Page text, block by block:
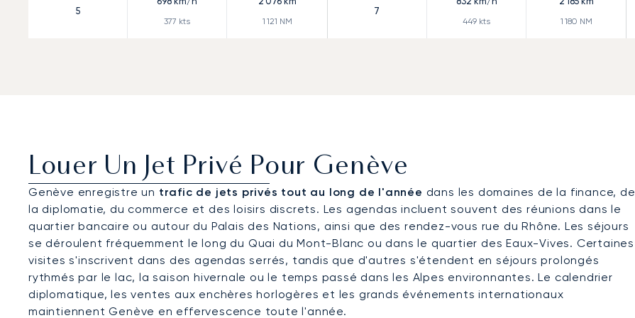
5
377 kts 1 121 NM
7
449 kts 1 180 NM
Louer Un Jet Privé Pour Genève
Genève enregistre un trafic de jets privés tout au long de l'année dans les domaines de la finance, de
la diplomatie, du commerce et des loisirs discrets. Les agendas incluent souvent des réunions dans le
quartier bancaire ou autour du Palais des Nations, ainsi que des rendez-vous rue du Rhône. Les séjours
se déroulent fréquemment le long du Quai du Mont-Blanc ou dans le quartier des Eaux-Vives. Certaines
visites s'inscrivent dans des agendas serrés, tandis que d'autres s'étendent en séjours prolongés
rythmés par le lac, la saison hivernale ou le temps passé dans les Alpes environnantes. Le calendrier
diplomatique, les ventes aux enchères horlogères et les grands événements internationaux
maintiennent Genève en effervescence toute l'année.